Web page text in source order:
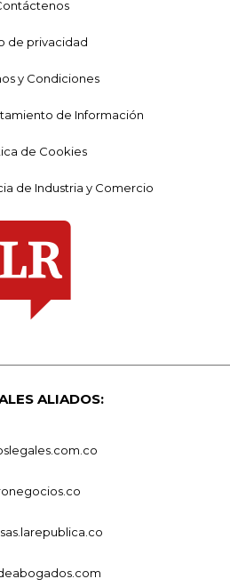
de privacidad
y Condiciones
de Información
de Cookies
de Industria y Comercio
ALIADOS: